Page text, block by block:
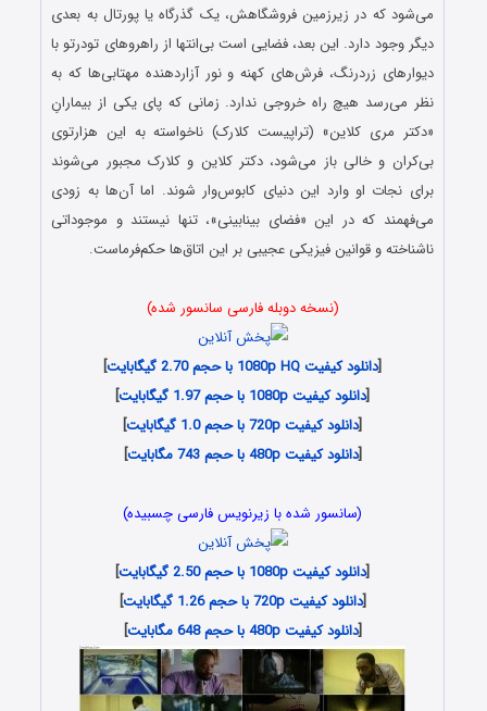
می‌شود که در زیرزمین فروشگاهش، یک گذرگاه یا پورتال به بعدی
دیگر وجود دارد. این بعد، فضایی است بی‌انتها از راهروهای تودرتو با
دیوارهای زردرنگ، فرش‌های کهنه و نور آزاردهنده مهتابی‌ها که به
نظر می‌رسد هیچ راه خروجی ندارد. زمانی که پای یکی از بیمارانِ
«دکتر مری کلاین» (تراپیست کلارک) ناخواسته به این هزارتوی
بی‌کران و خالی باز می‌شود، دکتر کلاین و کلارک مجبور می‌شوند
برای نجات او وارد این دنیای کابوس‌وار شوند. اما آن‌ها به زودی
می‌فهمند که در این «فضای بینابینی»، تنها نیستند و موجوداتی
ناشناخته و قوانین فیزیکی عجیبی بر این اتاق‌ها حکم‌فرماست.
(نسخه دوبله فارسی سانسور شده)
[دانلود کیفیت 1080p HQ با حجم 2.70 گیگابایت
]
[دانلود کیفیت 1080p با حجم 1.97 گیگابایت
]
[دانلود کیفیت 720p با حجم 1.0 گیگابایت
]
[دانلود کیفیت 480p با حجم 743 مگابایت ]
(سانسور شده با زیرنویس فارسی چسبیده)
[دانلود کیفیت 1080p با حجم 2.50 گیگابایت
]
[دانلود کیفیت 720p با حجم 1.26 گیگابایت
]
[دانلود کیفیت 480p با حجم 648 مگابایت ]